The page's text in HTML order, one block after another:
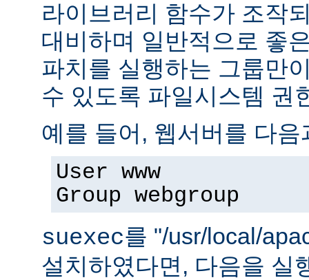
라이브러리 함수가 조작
대비하며 일반적으로 좋
파치를 실행하는 그룹만
수 있도록 파일시스템 권
예를 들어, 웹서버를 다
User www
Group webgroup
suexec를 "/usr/local/
설치하였다면, 다음을 실